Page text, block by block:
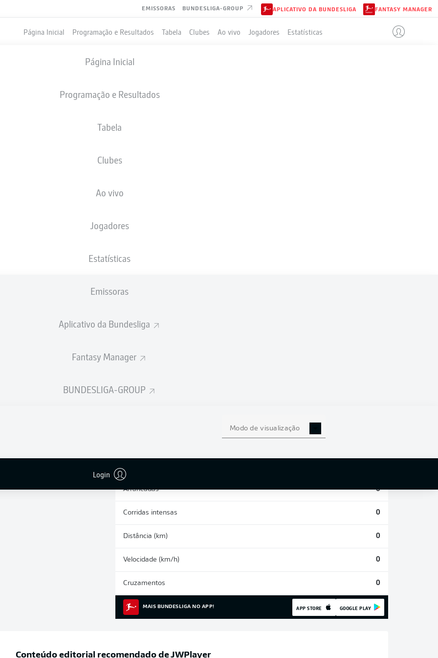
EMISSORAS BUNDESLIGA-GROUP APLICATIVO DA BUNDESLIGA FANTASY MANAGER
Página Inicial Programação e Resultados Tabela Clubes Ao vivo Jogadores Estatísticas
Página Inicial
Programação e Resultados
Tabela
Clubes
Ao vivo
Jogadores
Estatísticas
Emissoras
Aplicativo da Bundesliga
Fantasy Manager
BUNDESLIGA-GROUP
Modo de visualização
Login
03.12.1999
DA TEMPORADA 2026/2027
Arrancadas 0
Corridas intensas 0
Distância (km) 0
Velocidade (km/h) 0
Cruzamentos 0
MAIS BUNDESLIGA NO APP! APP STORE GOOGLE PLAY
Conteúdo editorial recomendado deJWPlayer